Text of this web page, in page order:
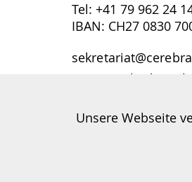
Tel: +41 79 962 24
IBAN: CH27 0830
www.cerebral-ag.ch
Unsere Webseite